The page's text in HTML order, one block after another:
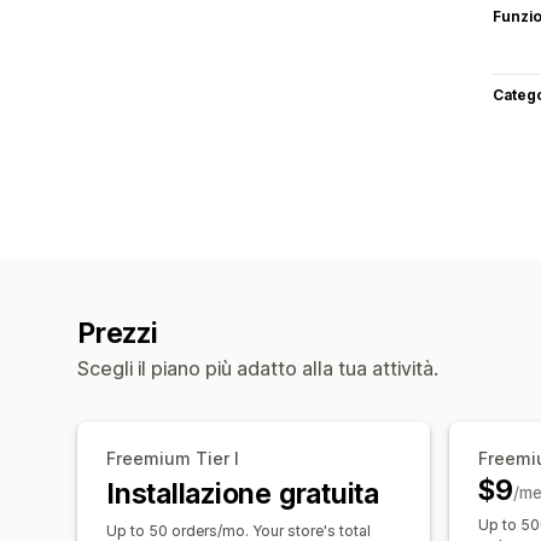
Prezzi
Scegli il piano più adatto alla tua attività.
Freemium Tier I
Installazione gratuita
Up to 50 orders/mo. Your store's total
$9/
Up to